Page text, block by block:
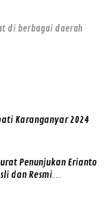
di berbagai daerah
Karanganyar 2024
Surat Penunjukan Erianto
dan Resmi